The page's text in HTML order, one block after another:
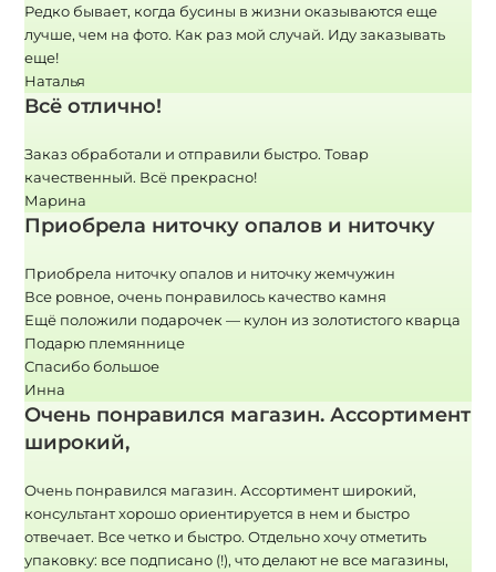
Редко бывает, когда бусины в жизни оказываются еще
лучше, чем на фото. Как раз мой случай. Иду заказывать
еще!
Наталья
Всё отлично!
Заказ обработали и отправили быстро. Товар
качественный. Всё прекрасно!
Марина
Приобрела ниточку опалов и ниточку
Приобрела ниточку опалов и ниточку жемчужин
Все ровное, очень понравилось качество камня
Ещё положили подарочек — кулон из золотистого кварца
Подарю племяннице
Спасибо большое
Инна
Очень понравился магазин. Ассортимент
широкий,
Очень понравился магазин. Ассортимент широкий,
консультант хорошо ориентируется в нем и быстро
отвечает. Все четко и быстро. Отдельно хочу отметить
упаковку: все подписано (!), что делают не все магазины,